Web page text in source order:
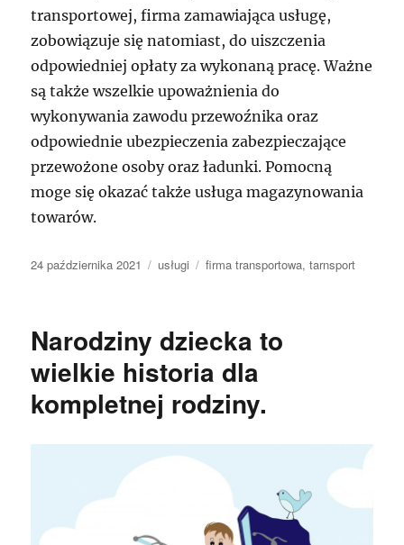
transportowej, firma zamawiająca usługę,
zobowiązuje się natomiast, do uiszczenia
odpowiedniej opłaty za wykonaną pracę. Ważne
są także wszelkie upoważnienia do
wykonywania zawodu przewoźnika oraz
odpowiednie ubezpieczenia zabezpieczające
przewożone osoby oraz ładunki. Pomocną
moge się okazać także usługa magazynowania
towarów.
Data
24 października 2021 Kategorie
usługi Tagi
firma transportowa,tarnsport
Narodziny dziecka to
wielkie historia dla
kompletnej rodziny.